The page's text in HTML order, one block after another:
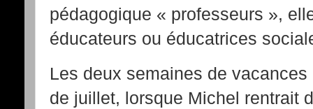
pédagogique « professeurs »,
éducateurs ou éducatrices
Les deux semaines de
de juillet, lorsque Michel rentrait